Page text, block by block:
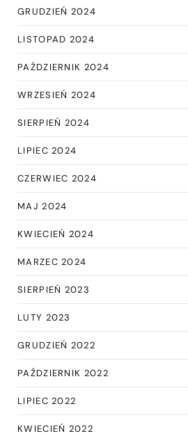
GRUDZIEŃ 2024
LISTOPAD 2024
PAŹDZIERNIK 2024
WRZESIEŃ 2024
SIERPIEŃ 2024
LIPIEC 2024
CZERWIEC 2024
MAJ 2024
KWIECIEŃ 2024
MARZEC 2024
SIERPIEŃ 2023
LUTY 2023
GRUDZIEŃ 2022
PAŹDZIERNIK 2022
LIPIEC 2022
KWIECIEŃ 2022